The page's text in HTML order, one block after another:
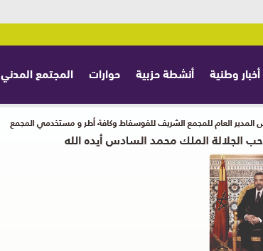
أخبار وطنية أنشطة حزبية حوارات المجتمع المدني